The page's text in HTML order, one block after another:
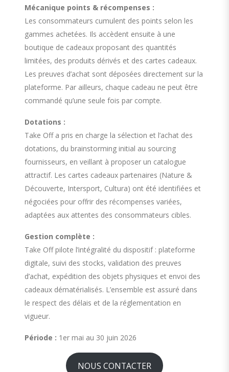
Mécanique points & récompenses :
Les consommateurs cumulent des points selon les
gammes achetées. Ils accèdent ensuite à une
boutique de cadeaux proposant des quantités
limitées, des produits dérivés et des cartes cadeaux.
Les preuves d’achat sont déposées directement sur la
plateforme. Par ailleurs, chaque cadeau ne peut être
commandé qu’une seule fois par compte.
Dotations :
Take Off a pris en charge la sélection et l’achat des
dotations, du brainstorming initial au sourcing
fournisseurs, en veillant à proposer un catalogue
attractif. Les cartes cadeaux partenaires (Nature &
Découverte, Intersport, Cultura) ont été identifiées et
négociées pour offrir des récompenses variées,
adaptées aux attentes des consommateurs cibles.
Gestion complète :
Take Off pilote l’intégralité du dispositif : plateforme
digitale, suivi des stocks, validation des preuves
d’achat, expédition des objets physiques et envoi des
cadeaux dématérialisés. L’ensemble est assuré dans
le respect des délais et de la réglementation en
vigueur.
Période : 1er mai au 30 juin 2026
NOUS CONTACTER